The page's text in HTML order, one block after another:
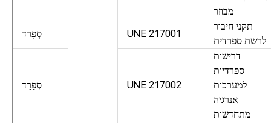
מבוזר
סְפָרַד
UNE 217001
תקני חיבור
לרשת ספרדית
סְפָרַד UNE 217002
דרישות
ספרדיות
למערכות
אנרגיה
מתחדשות